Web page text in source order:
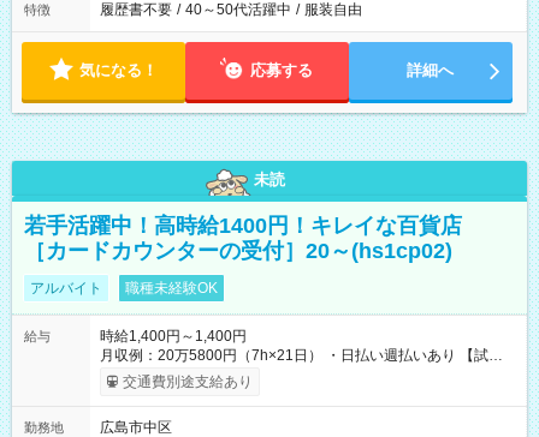
特徴 履歴書不要 / 40～50代活躍中 / 服装自由
気になる！ 応募する 詳細へ
未読
若手活躍中！高時給1400円！キレイな百貨店
［カードカウンターの受付］20～(hs1cp02)
アルバイト 職種未経験OK
給与
時給1,400円～1,400円
月収例：20万5800円（7h×21日） ・日払い週払いあり 【試用
期間】試用期間なし
交通費別途支給あり
勤務地
広島市中区